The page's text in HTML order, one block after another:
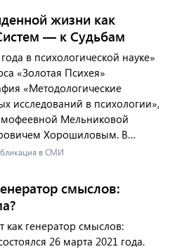
жизни как
— к Судьбам
в психологической науке»
«Золотая Психея»
«Методологические
исследований в психологии»,
Мельниковой
Хорошиловым. В…
в СМИ
смыслов:
как генератор смыслов:
26 марта 2021 года.